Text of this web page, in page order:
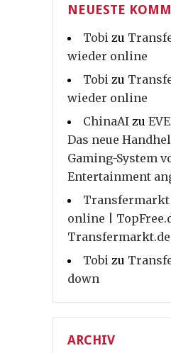
NEUESTE
Tobi zu
wieder online
Tobi zu
wieder online
ChinaAI zu
Das neue
Gaming-System
Entertainment
online |
Tobi zu
down
ARCHIV